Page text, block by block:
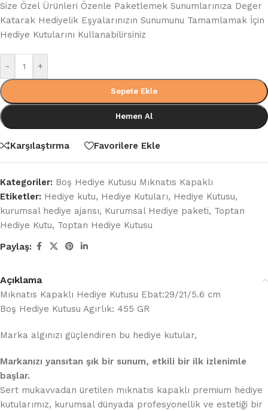
Size Özel Ürünleri Özenle Paketlemek Sunumlarınıza Deger
Katarak Hediyelik Eşyalarınızın Sunumunu Tamamlamak İçin
Hediye Kutularını Kullanabilirsiniz
- +
Sepete Ekle
Hemen Al
Karşılaştırma Favorilere Ekle
Kategoriler: Boş Hediye Kutusu Mıknatıs Kapaklı
Etiketler: Hediye kutu, Hediye Kutuları, Hediye Kutusu,
kurumsal hediye ajansı, Kurumsal Hediye paketi, Toptan
Hediye Kutu, Toptan Hediye Kutusu
Paylaş:
Açıklama
Mıknatıs Kapaklı Hediye Kutusu Ebat:29/21/5.6 cm
Boş Hediye Kutusu Agırlık: 455 GR
Marka algınızı güçlendiren bu hediye kutular,
Markanızı yansıtan şık bir sunum, etkili bir ilk izlenimle
başlar.
Sert mukavvadan üretilen mıknatıs kapaklı premium hediye
kutularımız, kurumsal dünyada profesyonellik ve estetiği bir